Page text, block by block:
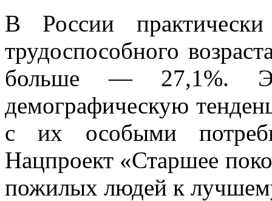
В России практически
трудоспособного
больше — 27,1%.
демографическую
с их особыми
Нацпроект «Старшее
пожилых людей к